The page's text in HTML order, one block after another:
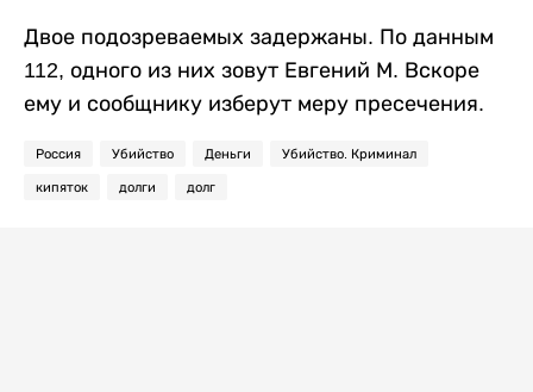
Двое подозреваемых задержаны. По данным
112, одного из них зовут Евгений М. Вскоре
ему и сообщнику изберут меру пресечения.
Россия Убийство Деньги Убийство. Криминал
кипяток долги долг